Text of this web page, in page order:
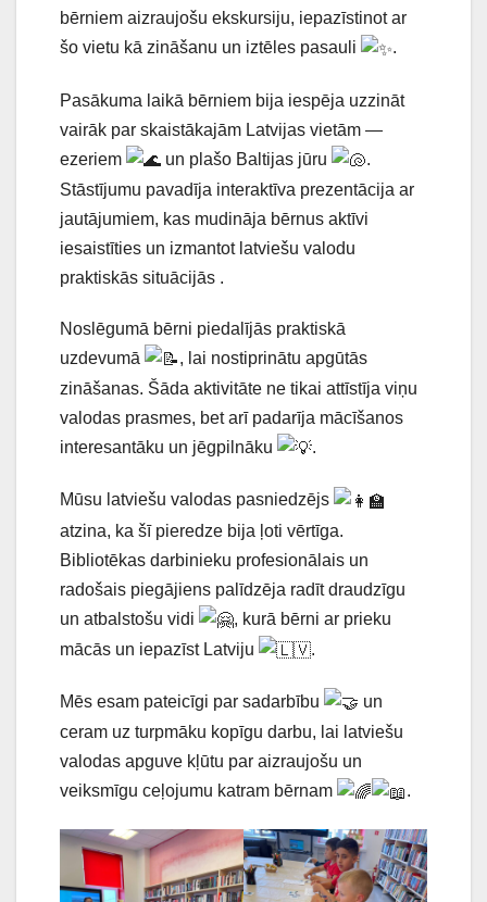
bērniem aizraujošu ekskursiju, iepazīstinot ar
šo vietu kā zināšanu un iztēles pasauli
.
Pasākuma laikā bērniem bija iespēja uzzināt
vairāk par skaistākajām Latvijas vietām —
ezeriem
un plašo Baltijas jūru
.
Stāstījumu pavadīja interaktīva prezentācija ar
jautājumiem, kas mudināja bērnus aktīvi
iesaistīties un izmantot latviešu valodu
praktiskās situācijās .
Noslēgumā bērni piedalījās praktiskā
uzdevumā
, lai nostiprinātu apgūtās
zināšanas. Šāda aktivitāte ne tikai attīstīja viņu
valodas prasmes, bet arī padarīja mācīšanos
interesantāku un jēgpilnāku
.
Mūsu latviešu valodas pasniedzējs
atzina, ka šī pieredze bija ļoti vērtīga.
Bibliotēkas darbinieku profesionālais un
radošais piegājiens palīdzēja radīt draudzīgu
un atbalstošu vidi
, kurā bērni ar prieku
mācās un iepazīst Latviju
.
Mēs esam pateicīgi par sadarbību
un
ceram uz turpmāku kopīgu darbu, lai latviešu
valodas apguve kļūtu par aizraujošu un
veiksmīgu ceļojumu katram bērnam
.